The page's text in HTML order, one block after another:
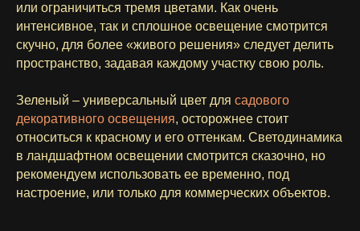
или ограничиться тремя цветами. Как очень
интенсивное, так и сплошное освещение смотрится
скучно, для более «живого решения» следует делить
пространство, задавая каждому участку свою роль.
Зеленый – универсальный цвет для садового
декоративного освещения, осторожнее стоит
относиться к красному и его оттенкам. Светодинамика
в ландшафтном освещении смотрится сказочно, но
рекомендуем использовать ее временно, под
настроение, или только для коммерческих объектов.